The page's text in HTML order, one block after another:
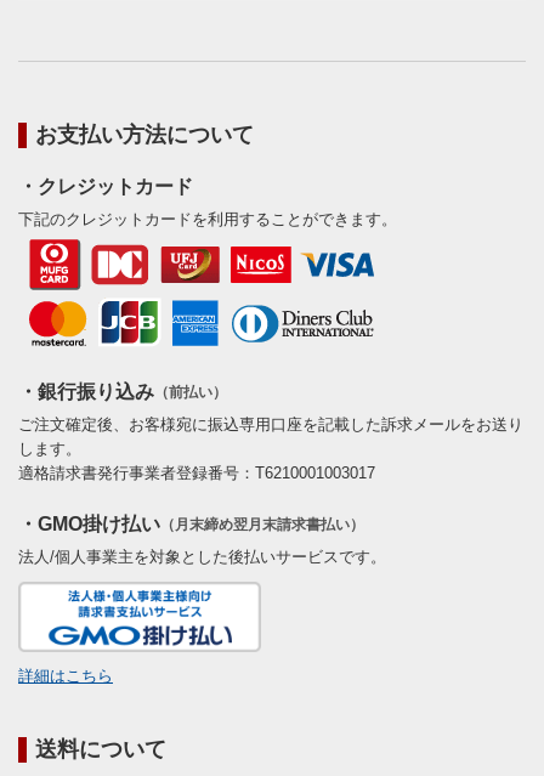
お支払い方法について
・クレジットカード
下記のクレジットカードを利用することができます。
・銀行振り込み （前払い）
ご注文確定後、お客様宛に振込専用口座を記載した訴求メールをお送り
します。
適格請求書発行事業者登録番号：T6210001003017
・GMO掛け払い （月末締め翌月末請求書払い）
法人/個人事業主を対象とした後払いサービスです。
詳細はこちら
送料について